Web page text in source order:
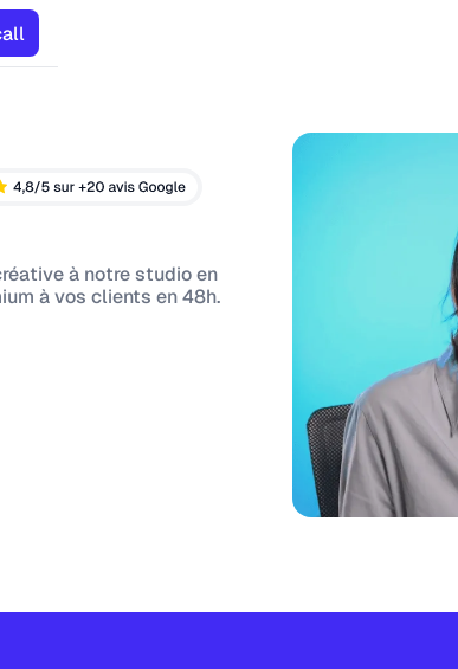
à notre studio en
à vos clients en 48h.